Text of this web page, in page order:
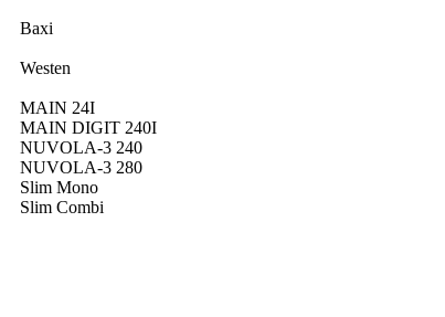
Baxi
Westen
MAIN 24I
MAIN DIGIT 240I
NUVOLA-3 240
NUVOLA-3 280
Slim Mono
Slim Combi